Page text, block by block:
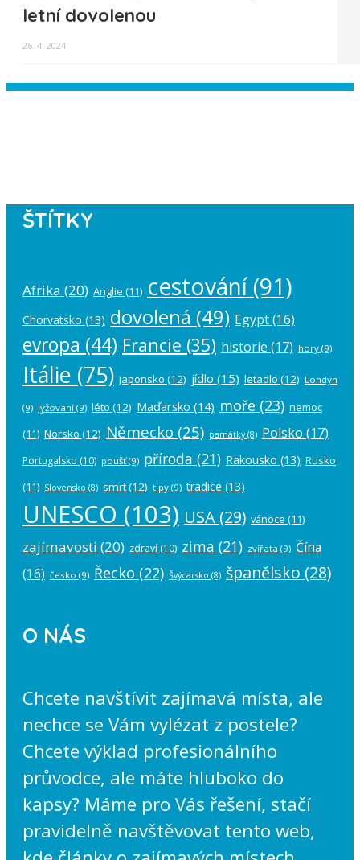
letní dovolenou
26. 4. 2024
ŠTÍTKY
Afrika (20) Anglie (11) cestování(91)
Chorvatsko (13) dovolená (49) Egypt(16)
evropa (44) Francie (35) historie (17) hory (9)
Itálie (75) japonsko (12) jídlo (15) letadlo (12) Londýn
(9) lyžování (9) léto (12) Maďarsko (14) moře (23) nemoc
(11) Norsko (12) Německo (25) památky(8) Polsko (17)
Portugalsko (10) poušť(9) příroda (21) Rakousko (13) Rusko
(11) Slovensko (8) smrt(12) tipy (9) tradice (13)
UNESCO (103) USA (29) vánoce (11)
zajímavosti (20) zdraví (10) zima (21) zvířata (9) Čína
(16) česko (9) Řecko (22) Švýcarsko (8) španělsko (28)
O NÁS
Chcete navštívit zajímavá místa, ale
nechce se Vám vylézat z postele?
Chcete výklad profesionálního
průvodce, ale máte hluboko do
kapsy? Máme pro Vás řešení, stačí
pravidelně navštěvovat tento web,